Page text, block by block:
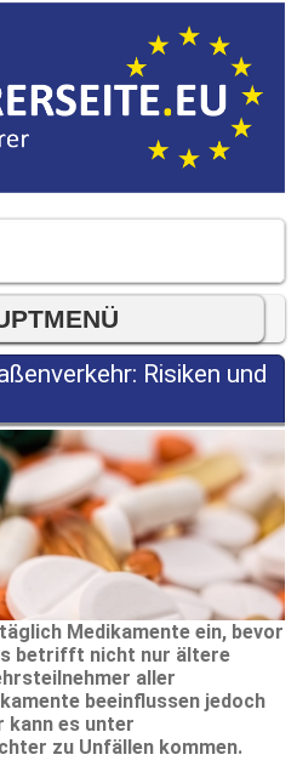
Risiken und
Medikamente ein, bevor
betrifft nicht nur ältere
aller
beeinflussen jedoch
kann es unter
zu Unfällen kommen.